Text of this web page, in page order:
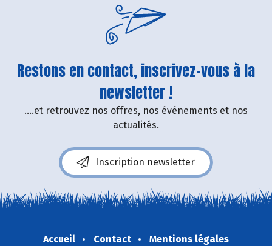
Restons en contact, inscrivez-vous à la
newsletter !
....et retrouvez nos offres, nos événements et nos
actualités.
Inscription newsletter
Accueil Contact
Mentions légales